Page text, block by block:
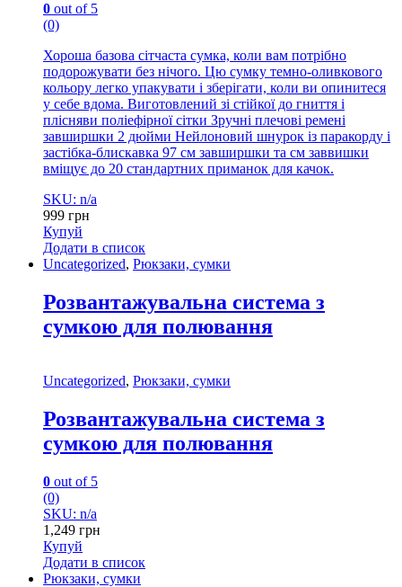
0 out of 5
(0)
Хороша базова сітчаста сумка, коли вам потрібно
подорожувати без нічого. Цю сумку темно-оливкового
кольору легко упакувати і зберігати, коли ви опинитеся
у себе вдома. Виготовлений зі стійкої до гниття і
плісняви поліефірної сітки Зручні плечові ремені
завширшки 2 дюйми Нейлоновий шнурок із паракорду і
застібка-блискавка 97 см завширшки та см заввишки
вміщує до 20 стандартних приманок для качок.
SKU: n/a
999 грн
Купуй
Додати в список
Uncategorized, Рюкзаки, сумки
Розвантажувальна система з
сумкою для полювання
Uncategorized, Рюкзаки, сумки
Розвантажувальна система з
сумкою для полювання
0 out of 5
(0)
SKU: n/a
1,249 грн
Купуй
Додати в список
Рюкзаки, сумки